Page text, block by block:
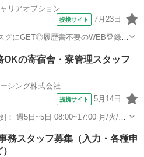
リアオプション
提携サイト 7月23日
グにGET◎履歴書不要のWEB登録
/開発」高時給3000円！金ケ崎周
】 製造のお仕
OKの寄宿舎・寮管理スタッフ
シング株式会社
提携サイト 5月14日
シング株式会社 青笹駅自動車5分 [職種名]：寄宿舎・寮...
務スタッフ募集（入力・各種申